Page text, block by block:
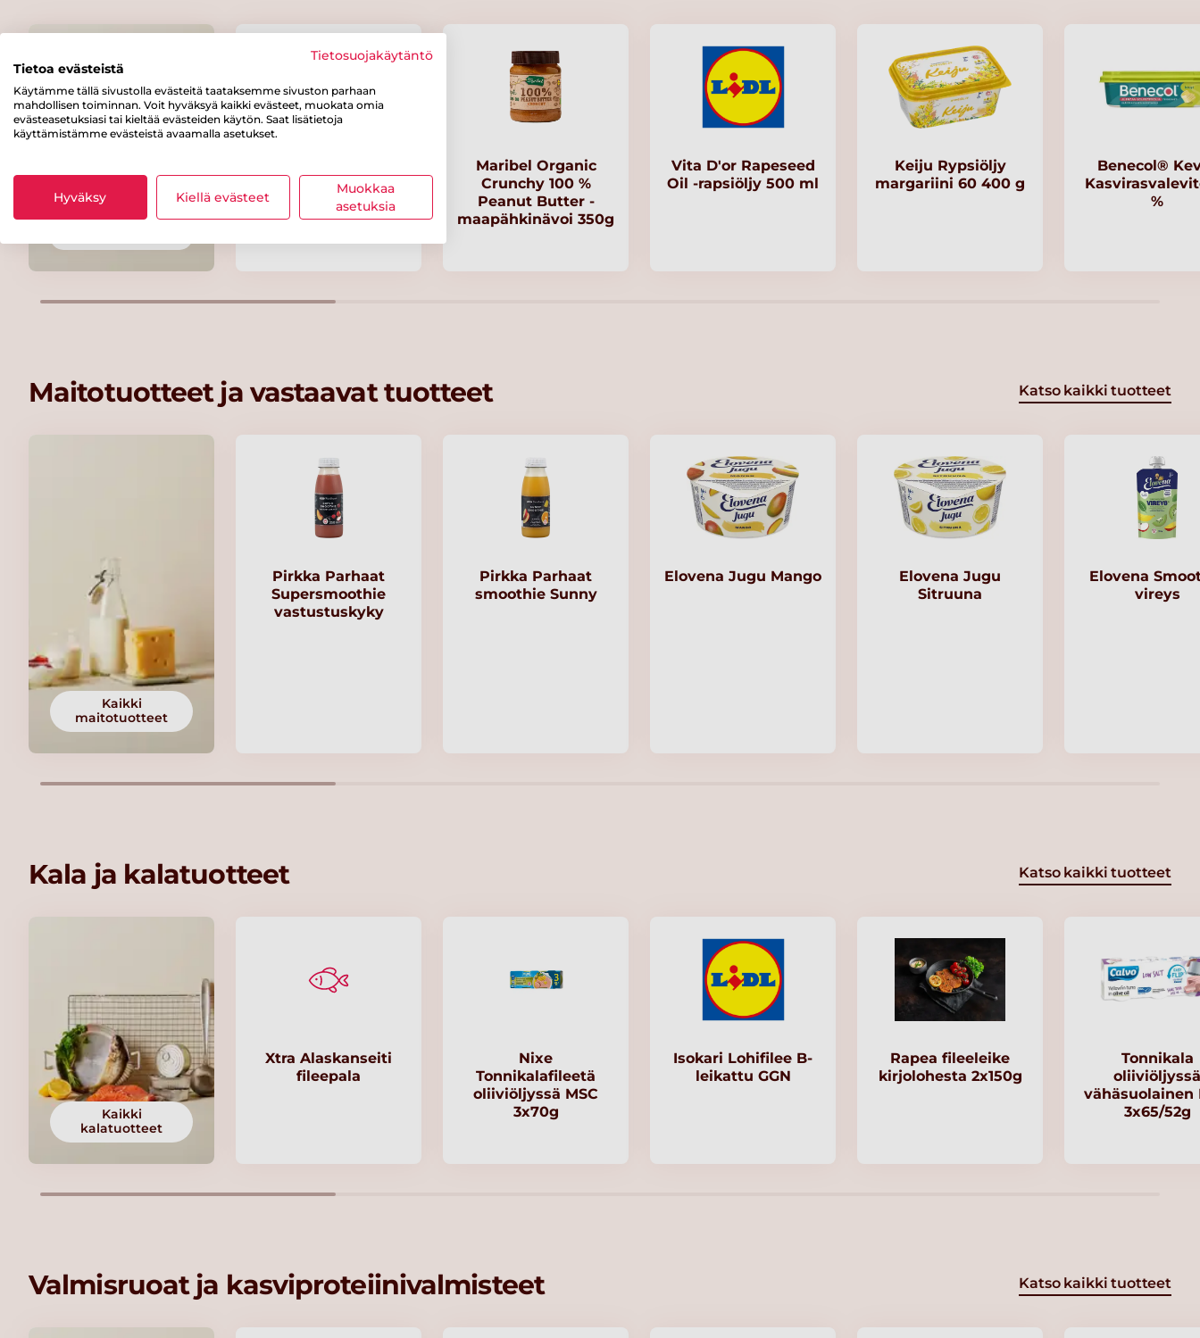
Smooth 100 %
Peanut Butter -
maapähkinävoi 350g
Maribel Organic
Crunchy 100 %
Peanut Butter -
maapähkinävoi 350g
Vita D'or Rapeseed
Oil -rapsiöljy 500 ml
Keiju Rypsiöljy
margariini 60 400 g
Benecol®
%
Maitotuotteet ja vastaavat tuotteet Katso kaikki tuotteet
Kaikki
maitotuotteet
Pirkka Parhaat
Supersmoothie
vastustuskyky
Pirkka Parhaat
smoothie Sunny
Elovena Jugu Mango
Elovena Jugu
Sitruuna
Elovena
vireys
Kala ja kalatuotteet Katso kaikki tuotteet
Kaikki
kalatuotteet
Xtra Alaskanseiti
fileepala
Nixe
Tonnikalafileetä
oliiviöljyssä MSC
3x70g
Isokari Lohifilee B-
leikattu GGN
Rapea fileeleike
kirjolohesta 2x150g
Tonnikala
oliiviöljyssä
vähäsuolainen
3x65/52g
Valmisruoat ja kasviproteiinivalmisteet Katso kaikki tuotteet
Tietosuojakäytäntö
Tietoa evästeistä
Käytämme tällä sivustolla evästeitä taataksemme sivuston parhaan
mahdollisen toiminnan. Voit hyväksyä kaikki evästeet, muokata omia
evästeasetuksiasi tai kieltää evästeiden käytön. Saat lisätietoja
käyttämistämme evästeistä avaamalla asetukset.
Hyväksy Kiellä evästeet
Muokkaa
asetuksia